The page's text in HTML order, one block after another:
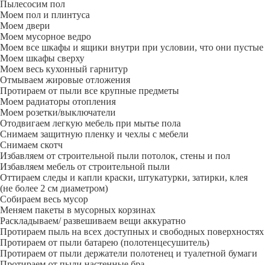
Пылесосим пол
Моем пол и плинтуса
Моем двери
Моем мусорное ведро
Моем все шкафы и ящики внутри при условии, что они пустые
Моем шкафы сверху
Моем весь кухонный гарнитур
Отмываем жировые отложения
Протираем от пыли все крупные предметы
Моем радиаторы отопления
Моем розетки/выключатели
Отодвигаем легкую мебель при мытье пола
Снимаем защитную пленку и чехлы с мебели
Снимаем скотч
Избавляем от строительной пыли потолок, стены и пол
Избавляем мебель от строительной пыли
Оттираем следы и капли краски, штукатурки, затирки, клея
(не более 2 см диаметром)
Собираем весь мусор
Меняем пакеты в мусорных корзинах
Раскладываем/ развешиваем вещи аккуратно
Протираем пыль на всех доступных и свободных поверхностях
Протираем от пыли батарею (полотенцесушитель)
Протираем от пыли держатели полотенец и туалетной бумаги